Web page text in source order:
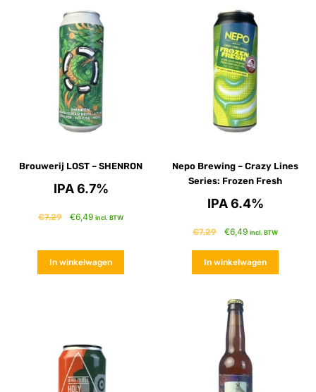
Brouwerij LOST – SHENRON
IPA 6.7%
€7,29 €6,49 incl. BTW
In winkelwagen
Nepo Brewing – Crazy Lines
Series: Frozen Fresh
IPA 6.4%
€7,29 €6,49 incl. BTW
In winkelwagen